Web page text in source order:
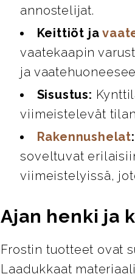
annostelijat.
Keittiöt ja
vaatekaapin
ja
Sisustus:
viimeistelevät
Rakennushelat:
soveltuvat
viimeistelyissä,
Ajan henki ja
Frostin tuotteet ovat
Laadukkaat